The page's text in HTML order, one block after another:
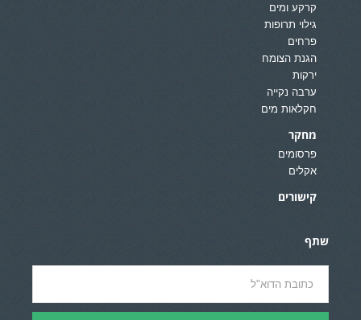
קרקע ומים
גילוי תרופות
פרחים
הגנת הצומח
ירקות
ערבה נקייה
חקלאות מים
מחקר
פרסומים
אקלים
קישורים
שתף